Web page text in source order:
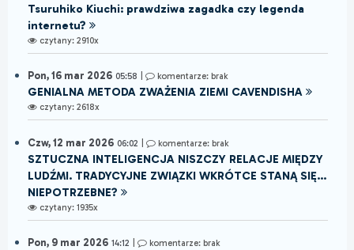
Tsuruhiko Kiuchi: prawdziwa zagadka czy legenda
internetu?
czytany: 2910x
Pon, 16 mar 2026 05:58 komentarze: brak
GENIALNA METODA ZWAŻENIA ZIEMI CAVENDISHA
czytany: 2618x
Czw, 12 mar 2026 06:02 komentarze: brak
SZTUCZNA INTELIGENCJA NISZCZY RELACJE MIĘDZY
LUDŹMI. TRADYCYJNE ZWIĄZKI WKRÓTCE STANĄ SIĘ...
NIEPOTRZEBNE?
czytany: 1935x
Pon, 9 mar 2026 14:12 komentarze: brak